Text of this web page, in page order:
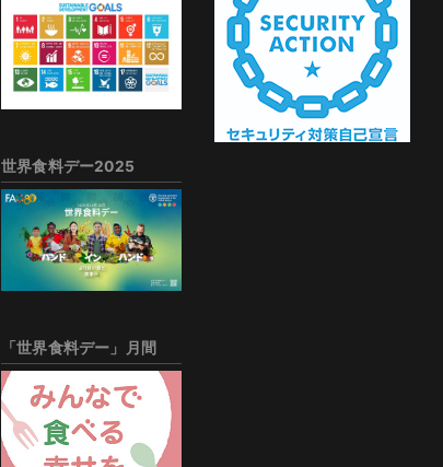
世界食料デー2025
「世界食料デー」月間